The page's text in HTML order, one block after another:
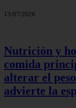
13/07/2026
Nutrición y
comida
alterar el
advierte la